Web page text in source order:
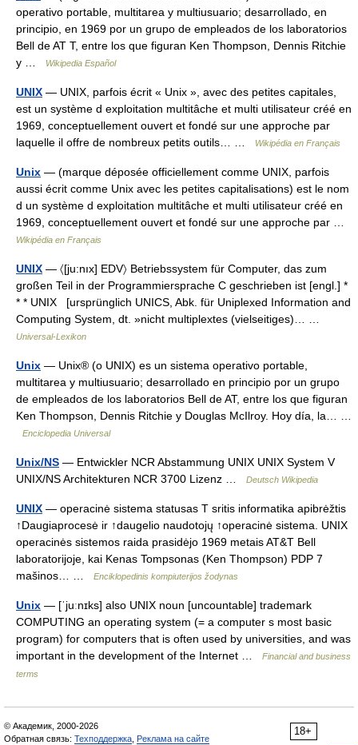
operativo portable, multitarea y multiusuario; desarrollado, en
principio, en 1969 por un grupo de empleados de los laboratorios
Bell de AT T, entre los que figuran Ken Thompson, Dennis Ritchie
y …
Wikipedia Español
UNIX — UNIX, parfois écrit « Unix », avec des petites capitales,
est un système d exploitation multitâche et multi utilisateur créé en
1969, conceptuellement ouvert et fondé sur une approche par
laquelle il offre de nombreux petits outils… …
Wikipédia en Français
Unix — (marque déposée officiellement comme UNIX, parfois
aussi écrit comme Unix avec les petites capitalisations) est le nom
d un système d exploitation multitâche et multi utilisateur créé en
1969, conceptuellement ouvert et fondé sur une approche par …
Wikipédia en Français
UNIX — 〈[ju:nıx] EDV〉 Betriebssystem für Computer, das zum
großen Teil in der Programmiersprache C geschrieben ist [engl.] *
* * UNIX [ursprünglich UNICS, Abk. für Uniplexed Information and
Computing System, dt. »nicht multiplextes (vielseitiges)… …
Universal-Lexikon
Unix — Unix® (o UNIX) es un sistema operativo portable,
multitarea y multiusuario; desarrollado en principio por un grupo
de empleados de los laboratorios Bell de AT, entre los que figuran
Ken Thompson, Dennis Ritchie y Douglas McIlroy. Hoy día, la… …
Enciclopedia Universal
Unix/NS — Entwickler NCR Abstammung UNIX UNIX System V
UNIX/NS Architekturen NCR 3700 Lizenz …
Deutsch Wikipedia
UNIX — operacinė sistema statusas T sritis informatika apibrėžtis
↑Daugiaprocesė ir ↑daugelio naudotojų ↑operacinė sistema. UNIX
operacinės sistemos raida prasidėjo 1969 metais AT&T Bell
laboratorijoje, kai Kenas Tompsonas (Ken Thompson) PDP 7
mašinos… …
Enciklopedinis kompiuterijos žodynas
Unix — [ˈjuːnɪks] also UNIX noun [uncountable] trademark
COMPUTING an operating system (= a computer s most basic
program) for computers that is often used by universities, and was
important in the development of the Internet …
Financial and business
terms
18+
© Академик, 2000-2026
Обратная связь: Техподдержка Реклама на сайте